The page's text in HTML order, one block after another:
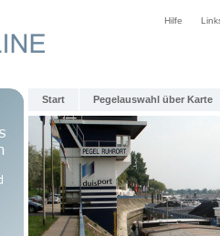
Hilfe
Start Pegelauswahl über Karte